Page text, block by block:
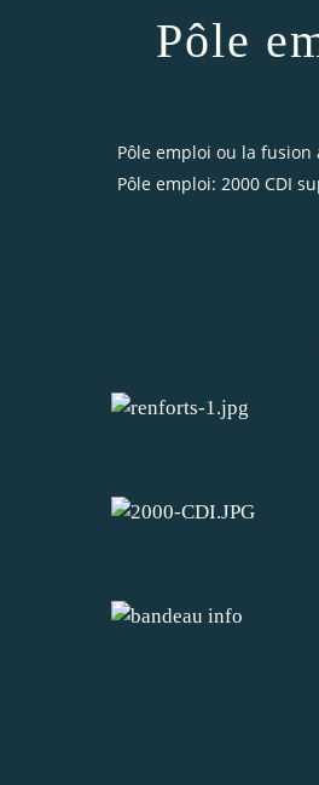
Pôle
Pôle emploi ou la
Pôle emploi: 2000 CDI